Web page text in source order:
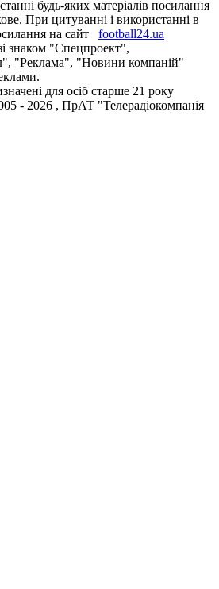
будь-яких матеріалів посилання
При цитуванні і використанні в
на сайт
football24.ua
знаком "Спецпроект",
"Реклама", "Новини компаній"
для осіб старше 21 року
- 2026 , ПрАТ "Телерадіокомпанія